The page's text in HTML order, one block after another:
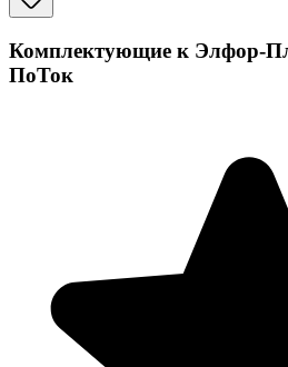
Комплектующие к Элфор-
ПоТок